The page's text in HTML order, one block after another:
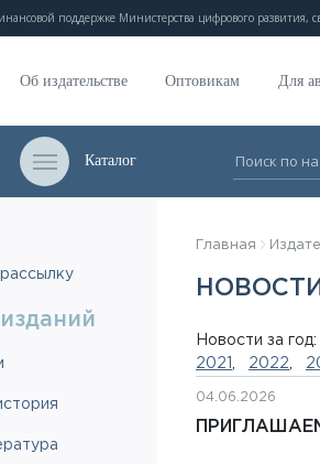
поддержке Министерства цифрового развития,
Об издательстве Оптовикам Для
Каталог
Главная
НОВОСТИ
Новости за год:
2021
2022
04.06.2026